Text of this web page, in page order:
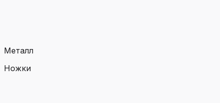
Металл
Ножки